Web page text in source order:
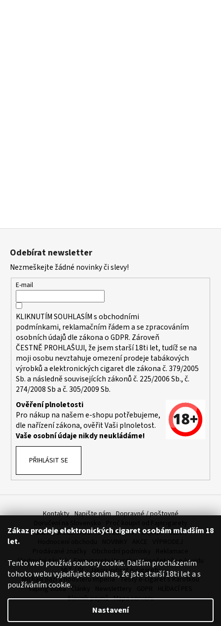
Zákaz prodeje elektronických cigaret osobám mladším 18
let.
Tento web používá soubory cookie. Dalším procházením
tohoto webu vyjadřujete souhlas, že jste starší 18ti let a s
používáním cookie.
Nastavení
Z
Odebírat newsletter
Nezmeškejte žádné novinky či slevy!
E-mail
KLIKNUTÍM SOUHLASÍM sobchodními
podmínkami, reklamačním řádem a se zpracováním
osobních údajů dle zákona oGDPR. Zároveň
ČESTNĚ PROHLAŠUJI, že jsem starší 18ti let, tudíž se na
moji osobu nevztahuje omezení prodeje tabákových
výrobků a elektronických cigaret dle zákona č. 379/2005
Sb. a následně souvisejících zákonů č. 225/2006 Sb., č.
274/2008 Sb a č. 305/2009 Sb.
Ověření plnoletosti
Pro nákup na našem e-shopu potřebujeme,
dle nařízení zákona, ověřit Vaši plnoletost.
Vaše osobní údaje nikdy neukládáme!
PŘIHLÁSIT SE
Kontakty Napište nám Dopravné / poštovné
SLEVA, DÁREK A DOPRAVA ZDARMA
LIQUIDY - SLEVA
Sledování zásilek Fajncigarety Heureka
Výpočet síly e-liquidu
MLT / DL - Jakou vybrat e-cigaretu
Míchání bází a boosteru Imperia
Testy e-cigaret s Karotkou
Vaping videa Články
Slovník pojmů Mapa serveru